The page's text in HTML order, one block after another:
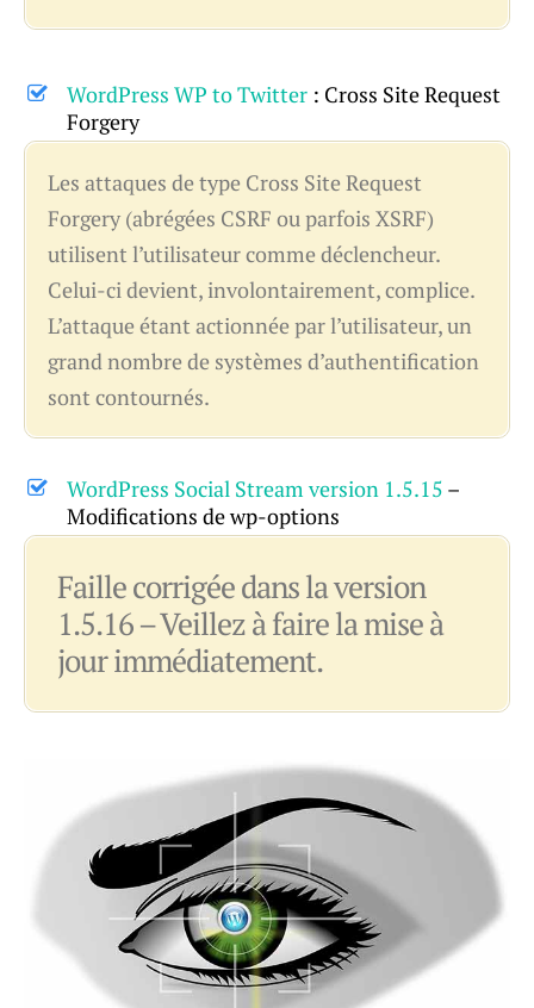
WordPress WP to Twitter : Cross Site Request
Forgery
Les attaques de type Cross Site Request
Forgery (abrégées CSRF ou parfois XSRF)
utilisent l’utilisateur comme déclencheur.
Celui-ci devient, involontairement, complice.
L’attaque étant actionnée par l’utilisateur, un
grand nombre de systèmes d’authentification
sont contournés.
WordPress Social Stream version 1.5.15 –
Modifications de wp-options
Faille corrigée dans la version
1.5.16 – Veillez à faire la mise à
jour immédiatement.